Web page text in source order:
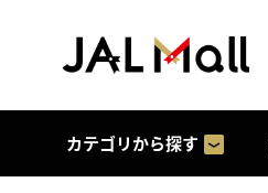
カテゴリから探す